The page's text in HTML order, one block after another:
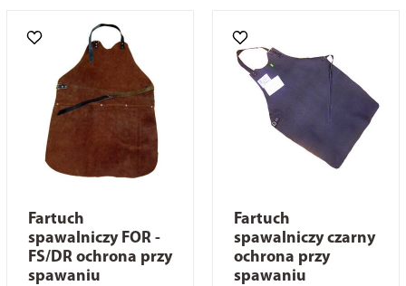
Fartuch
spawalniczy FOR -
FS/DR ochrona przy
spawaniu
Fartuch
spawalniczy czarny
ochrona przy
spawaniu